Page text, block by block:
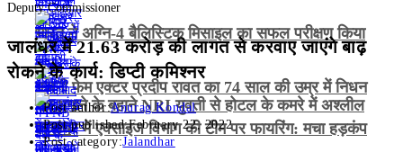
भारत ने अग्नि-4 बैलिस्टिक मिसाइल का सफल परीक्षण किया
भूत भगाने के बहाने NRI युवती से होटल के कमरे में अश्लील
हरकत
गजनी फेम एक्टर प्रदीप रावत का 74 साल की उम्र में निधन
जालंधर में एक्साइज विभाग की टीम पर फायरिंग: मचा हड़कंप
Deputy Commissioner
जालंधर में 21.63 करोड़ की लागत से करवाए जाएंगे बाढ़
रोकने के कार्य: डिप्टी कमिश्नर
Post author:Anurag Kondal
Post published:February 22, 2022
Post category:Jalandhar